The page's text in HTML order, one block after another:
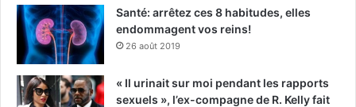
Santé: arrêtez ces 8 habitudes, elles
endommagent vos reins!
26 août 2019
« Il urinait sur moi pendant les rapports
sexuels », l’ex-compagne de R. Kelly fait